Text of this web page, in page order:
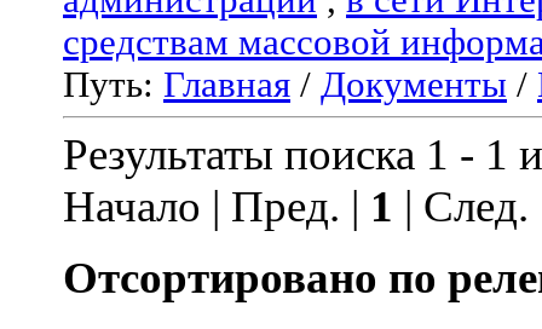
средствам массовой
Путь: Главная / Документы /
Результаты поиска 1 - 1
Начало | Пред. | 1 |
Отсортировано по